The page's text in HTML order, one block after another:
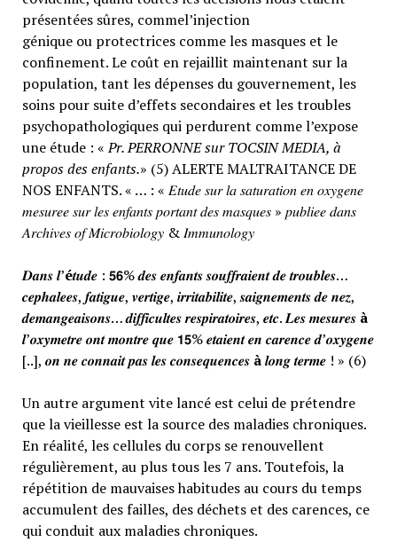
présentées sûres, commel’injection
génique ou protectrices comme les masques et le
confinement. Le coût en rejaillit maintenant sur la
population, tant les dépenses du gouvernement, les
soins pour suite d’effets secondaires et les troubles
psychopathologiques qui perdurent comme l’expose
une étude : «Pr. PERRONNE sur TOCSIN MEDIA, à
propos des enfants.» (5) ALERTE MALTRAITANCE DE
NOS ENFANTS. « … : « 𝐸𝑡𝑢𝑑𝑒 𝑠𝑢𝑟 𝑙𝑎 𝑠𝑎𝑡𝑢𝑟𝑎𝑡𝑖𝑜𝑛 𝑒𝑛 𝑜𝑥𝑦𝑔𝑒𝑛𝑒
𝑚𝑒𝑠𝑢𝑟𝑒𝑒 𝑠𝑢𝑟 𝑙𝑒𝑠 𝑒𝑛𝑓𝑎𝑛𝑡𝑠 𝑝𝑜𝑟𝑡𝑎𝑛𝑡 𝑑𝑒𝑠 𝑚𝑎𝑠𝑞𝑢𝑒𝑠 » 𝑝𝑢𝑏𝑙𝑖𝑒𝑒 𝑑𝑎𝑛𝑠
𝐴𝑟𝑐ℎ𝑖𝑣𝑒𝑠 𝑜𝑓 𝑀𝑖𝑐𝑟𝑜𝑏𝑖𝑜𝑙𝑜𝑔𝑦 & 𝐼𝑚𝑚𝑢𝑛𝑜𝑙𝑜𝑔𝑦
𝑫𝒂𝒏𝒔 𝒍’é𝒕𝒖𝒅𝒆 : 𝟱𝟲% 𝒅𝒆𝒔 𝒆𝒏𝒇𝒂𝒏𝒕𝒔 𝒔𝒐𝒖𝒇𝒇𝒓𝒂𝒊𝒆𝒏𝒕 𝒅𝒆 𝒕𝒓𝒐𝒖𝒃𝒍𝒆𝒔…
𝒄𝒆𝒑𝒉𝒂𝒍𝒆𝒆𝒔, 𝒇𝒂𝒕𝒊𝒈𝒖𝒆, 𝒗𝒆𝒓𝒕𝒊𝒈𝒆, 𝒊𝒓𝒓𝒊𝒕𝒂𝒃𝒊𝒍𝒊𝒕𝒆, 𝒔𝒂𝒊𝒈𝒏𝒆𝒎𝒆𝒏𝒕𝒔 𝒅𝒆 𝒏𝒆𝒛,
𝒅𝒆𝒎𝒂𝒏𝒈𝒆𝒂𝒊𝒔𝒐𝒏𝒔… 𝒅𝒊𝒇𝒇𝒊𝒄𝒖𝒍𝒕𝒆𝒔 𝒓𝒆𝒔𝒑𝒊𝒓𝒂𝒕𝒐𝒊𝒓𝒆𝒔, 𝒆𝒕𝒄. 𝑳𝒆𝒔 𝒎𝒆𝒔𝒖𝒓𝒆𝒔 à
𝒍’𝒐𝒙𝒚𝒎𝒆𝒕𝒓𝒆 𝒐𝒏𝒕 𝒎𝒐𝒏𝒕𝒓𝒆 𝒒𝒖𝒆 𝟭𝟱% 𝒆𝒕𝒂𝒊𝒆𝒏𝒕 𝒆𝒏 𝒄𝒂𝒓𝒆𝒏𝒄𝒆 𝒅’𝒐𝒙𝒚𝒈𝒆𝒏𝒆
[..], 𝒐𝒏 𝒏𝒆 𝒄𝒐𝒏𝒏𝒂𝒊𝒕 𝒑𝒂𝒔 𝒍𝒆𝒔 𝒄𝒐𝒏𝒔𝒆𝒒𝒖𝒆𝒏𝒄𝒆𝒔 à𝒍𝒐𝒏𝒈 𝒕𝒆𝒓𝒎𝒆 ! » (6)
Un autre argument vite lancé est celui de prétendre
que la vieillesse est la source des maladies chroniques.
En réalité, les cellules du corps se renouvellent
régulièrement, au plus tous les 7 ans. Toutefois, la
répétition de mauvaises habitudes au cours du temps
accumulent des failles, des déchets et des carences, ce
qui conduit aux maladies chroniques.